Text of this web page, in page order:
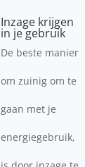
Inzage krijgen
in je gebruik
De beste manier
om zuinig om te
gaan met je
energiegebruik,